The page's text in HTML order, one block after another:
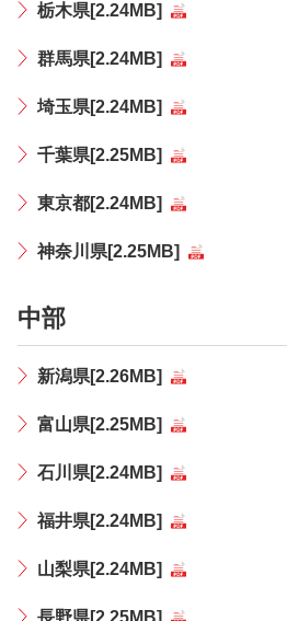
栃木県[2.24MB]
群馬県[2.24MB]
埼玉県[2.24MB]
千葉県[2.25MB]
東京都[2.24MB]
神奈川県[2.25MB]
中部
新潟県[2.26MB]
富山県[2.25MB]
石川県[2.24MB]
福井県[2.24MB]
山梨県[2.24MB]
長野県[2.25MB]